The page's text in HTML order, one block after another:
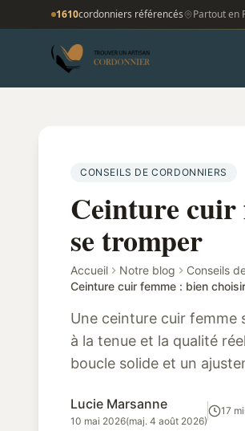
1610cordonniers référencés Partout en
CONSEILS DE CORDONNIERS
Ceinture cuir
se tromper
Accueil Notre blog
Conseils
Ceinture cuir femme : bien
Une ceinture cuir femme
à la tenue et la qualité
boucle solide et un
Lucie Marsanne
10 mai 2026(maj. 4 août 2026)
17